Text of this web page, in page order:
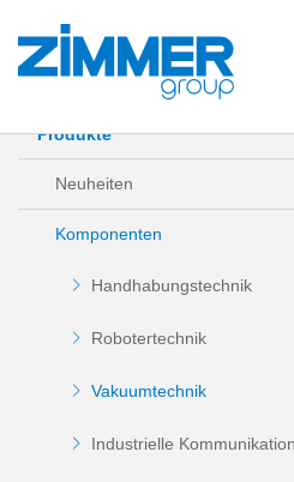
Start Produkte
Produkte
Neuheiten
Komponenten
Handhabungstechnik
Robotertechnik
Vakuumtechnik
Industrielle Kommunikation